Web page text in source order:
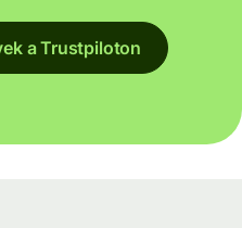
a Trustpiloton